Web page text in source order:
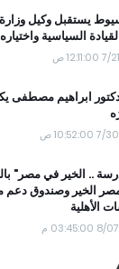
يستقبل وكيل وزارة
السياسية
ص
ابراهيم
ص
.. الخير في مصر"
الخير وصندوق دعم
الأهلية
م